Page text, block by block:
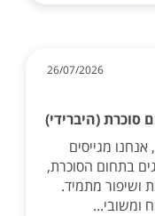
26/07/2026
סוכרת (היברידי)
מגייסים
בתחום הסוכרת,
ושיפור מתמיד.
ומשובי...